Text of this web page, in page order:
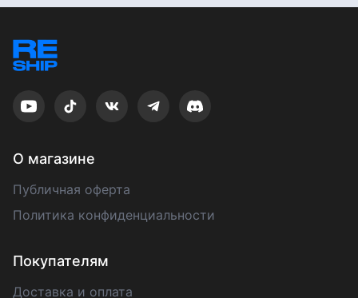
О магазине
Публичная оферта
Политика конфиденциальности
Покупателям
Доставка и оплата